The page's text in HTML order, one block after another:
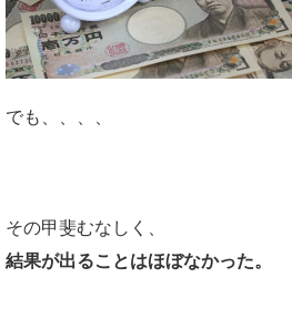
でも、、、、
その甲斐むなしく、
結果が出ることはほぼなかった。